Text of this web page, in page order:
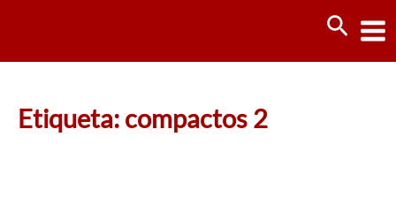
Etiqueta: compactos 2